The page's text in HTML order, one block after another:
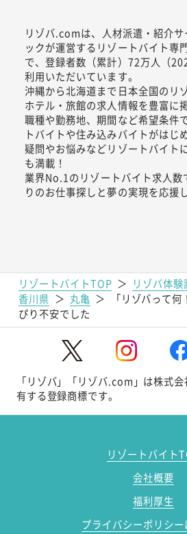
リゾバ.comは、人材派遣・紹介
ックが運営するリゾートバイト専
で、登録者数（累計）72万人（
利用いただいています。
沖縄から北海道まで日本全国のリ
ホテル・旅館の求人情報を豊富に
職種や勤務地、期間など希望条件
トバイトや住み込みバイトがはじ
疑問やお悩みなどリゾートバイト
も満載！
業界No.1のリゾートバイト求人数
りのお仕事探しと夢の実現を応援
リゾートバイトTOP ＞ リゾバ体験
香川県 ＞ 丸亀 ＞
「リゾバって
ぴり不安でした
「リゾバ」「リゾバ.com」は株式
有する登録商標です。
リゾートバイト
会社概要
福利厚生
プライバシーポリシー